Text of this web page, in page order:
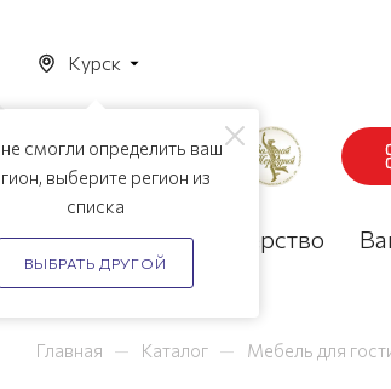
Курск
смогли определить ваш
выберите регион из
списка
ВЫБРАТЬ ДРУГОЙ
Акции Партнерство
Главная — Каталог — Мебель для